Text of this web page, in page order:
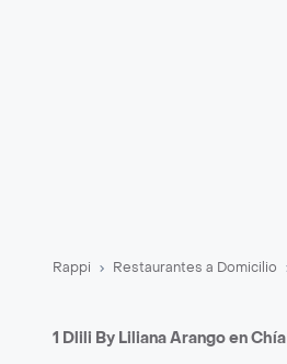
Rappi Restaurantes a Domicilio
1 Dlili By Liliana Arango en Chía